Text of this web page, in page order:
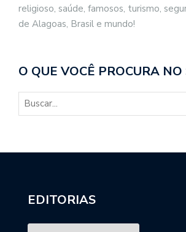
religioso, saúde, famosos, turismo,
de Alagoas, Brasil e mundo!
O QUE VOCÊ PROCURA NO
EDITORIAS